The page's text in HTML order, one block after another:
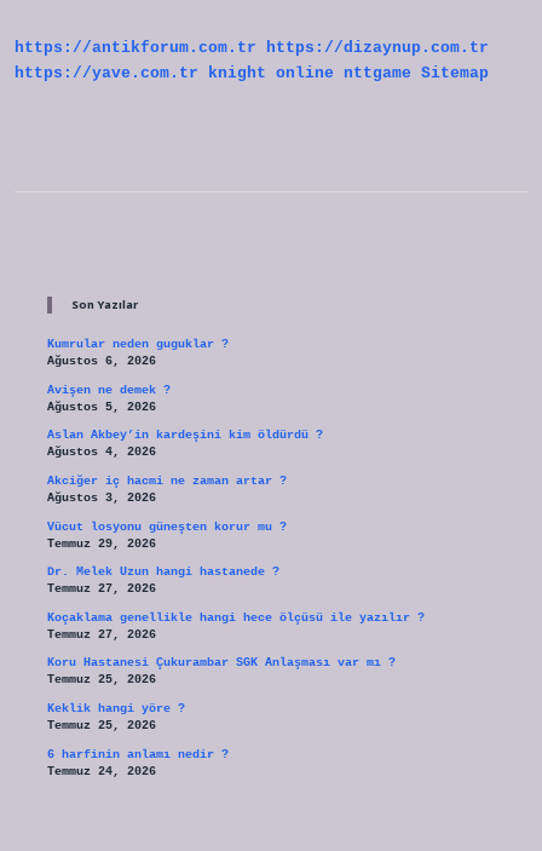
https://antikforum.com.tr
https://dizaynup.com.tr
https://yave.com.tr
knight online nttgame Sitemap
Son Yazılar
Kumrular neden guguklar ?
Ağustos 6, 2026
Avişen ne demek ?
Ağustos 5, 2026
Aslan Akbey’in kardeşini kim öldürdü ?
Ağustos 4, 2026
Akciğer iç hacmi ne zaman artar ?
Ağustos 3, 2026
Vücut losyonu güneşten korur mu ?
Temmuz 29, 2026
Dr. Melek Uzun hangi hastanede ?
Temmuz 27, 2026
Koçaklama genellikle hangi hece ölçüsü ile yazılır ?
Temmuz 27, 2026
Koru Hastanesi Çukurambar SGK Anlaşması var mı ?
Temmuz 25, 2026
Keklik hangi yöre ?
Temmuz 25, 2026
6 harfinin anlamı nedir ?
Temmuz 24, 2026